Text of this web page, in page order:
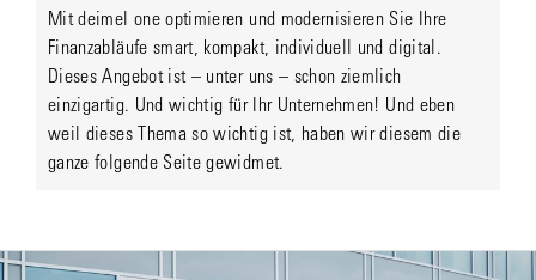
Mit deimel one optimieren und modernisieren Sie Ihre
Finanzabläufe smart, kompakt, individuell und digital.
Dieses Angebot ist – unter uns – schon ziemlich
einzigartig. Und wichtig für Ihr Unternehmen! Und eben
weil dieses Thema so wichtig ist, haben wir diesem die
ganze folgende Seite gewidmet.